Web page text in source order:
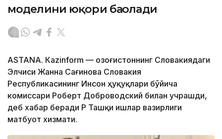
моделини юқори баҳолади
ASTANА. Кazinform — Қозоғистоннинг Словакиядаги
Элчиси Жанна Сағинова Словакия
Республикасининг Инсон ҳуқуқлари бўйича
комиссари Роберт Доброводский билан учрашди,
деб хабар беради ҚР Ташқи ишлар вазирлиги
матбуот хизмати.